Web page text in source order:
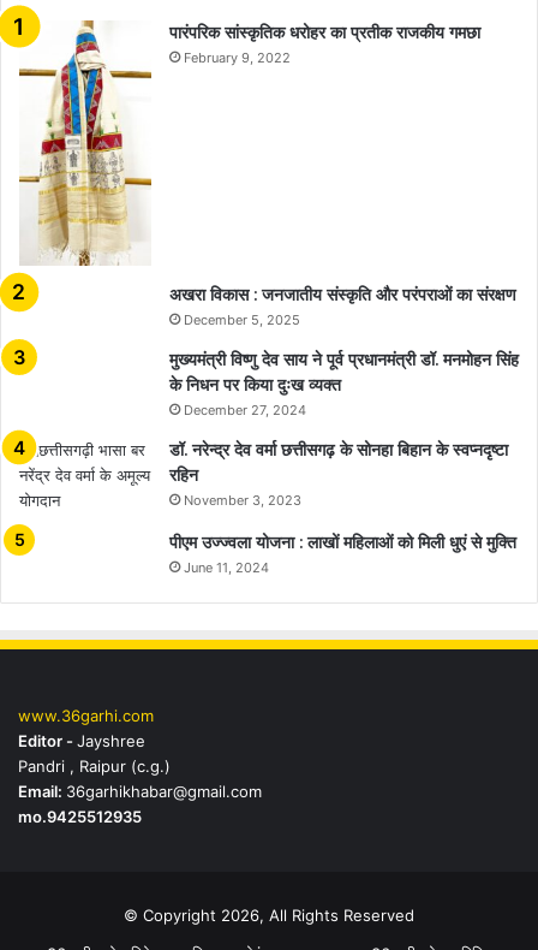
​​​​​​​पारंपरिक सांस्कृतिक धरोहर का प्रतीक राजकीय गमछा
February 9, 2022
अखरा विकास : जनजातीय संस्कृति और परंपराओं का संरक्षण
December 5, 2025
मुख्यमंत्री विष्णु देव साय ने पूर्व प्रधानमंत्री डॉ. मनमोहन सिंह
के निधन पर किया दुःख व्यक्त
December 27, 2024
डॉ. नरेन्द्र देव वर्मा छत्तीसगढ़ के सोनहा बिहान के स्वप्नदृष्टा
रहिन
November 3, 2023
पीएम उज्ज्वला योजना : लाखों महिलाओं को मिली धुएं से मुक्ति
June 11, 2024
www.36garhi.com
Editor -Jayshree
Pandri , Raipur (c.g.)
Email: 36garhikhabar@gmail.com
mo.9425512935
© Copyright 2026, All Rights Reserved